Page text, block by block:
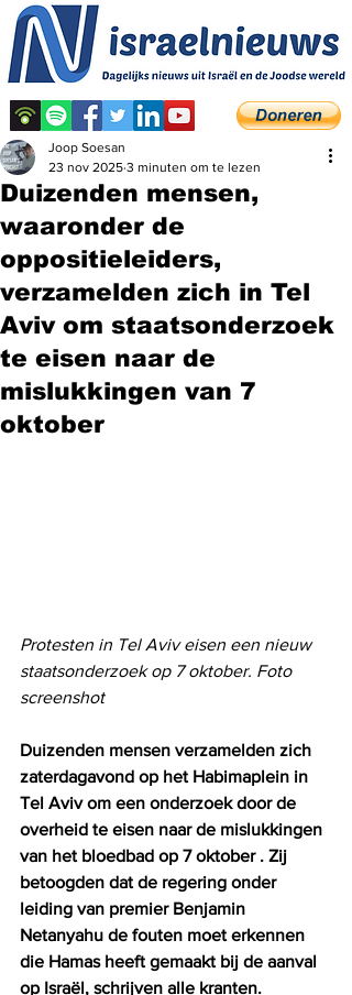
Duizenden mensen,
waaronder de
oppositieleiders,
verzamelden zich in Tel
Aviv om staatsonderzoek
te eisen naar de
mislukkingen van 7
oktober
Joop Soesan
23 nov 2025 3 minuten om te lezen
Protesten in Tel Aviv eisen een nieuw
staatsonderzoek op 7 oktober. Foto
screenshot
Duizenden mensen verzamelden zich
zaterdagavond op het Habimaplein in
Tel Aviv om een ​​onderzoek door de
overheid te eisen naar de mislukkingen
van het bloedbad op 7 oktober . Zij
betoogden dat de regering onder
leiding van premier Benjamin
Netanyahu de fouten moet erkennen
die Hamas heeft gemaakt bij de aanval
op Israël, schrijven alle kranten.